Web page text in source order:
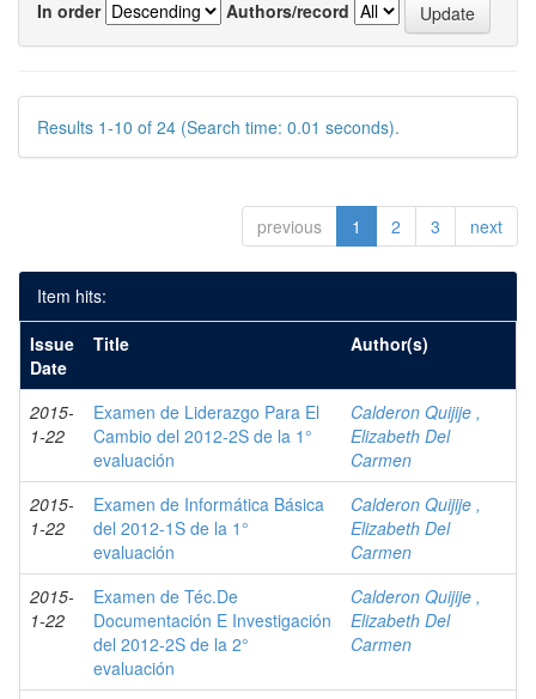
In order
Authors/record
Results 1-10 of 24 (Search time: 0.01 seconds).
previous 1 2 3 next
Item hits:
Issue
Date
Title Author(s)
2015-
1-22
Examen de Liderazgo Para El
Cambio del 2012-2S de la 1°
evaluación
Calderon Quijije ,
Elizabeth Del
Carmen
2015-
1-22
Examen de Informática Básica
del 2012-1S de la 1°
evaluación
Calderon Quijije ,
Elizabeth Del
Carmen
2015-
1-22
Examen de Téc.De
Documentación E Investigación
del 2012-2S de la 2°
evaluación
Calderon Quijije ,
Elizabeth Del
Carmen